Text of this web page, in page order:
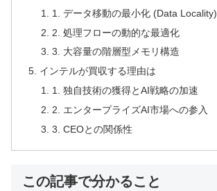
1. データ移動の最小化 (Data Locality)
2. 処理フローの動的な最適化
3. 大容量の階層型メモリ構造
インテルが買収する理由は
1. 独自技術の獲得とAI戦略の加速
2. エンタープライズAI市場への参入
3. CEOとの関係性
この記事で分かること